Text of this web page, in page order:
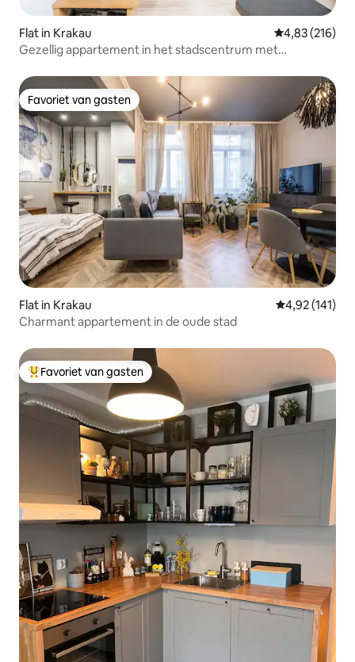
Flat in Krakau Gemiddelde
4,83 (216)
Gezellig appartement in het stadscentrum met
Favoriet van gasten
Favoriet van gasten
Flat in Krakau Gemiddelde
4,92 (141)
Charmant appartement in de oude stad
Topfavoriet van gasten
Favoriet van gasten